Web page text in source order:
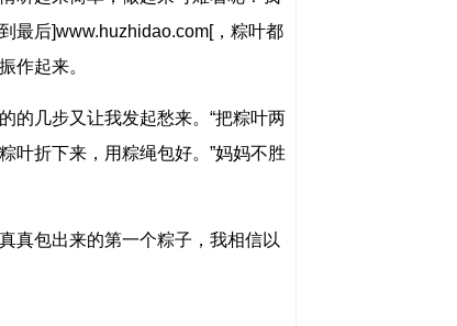
最后]www.huzhidao.com[，粽叶都
作起来。
的几步又让我发起愁来。“把粽叶两
叶折下来，用粽绳包好。”妈妈不胜
真包出来的第一个粽子，我相信以